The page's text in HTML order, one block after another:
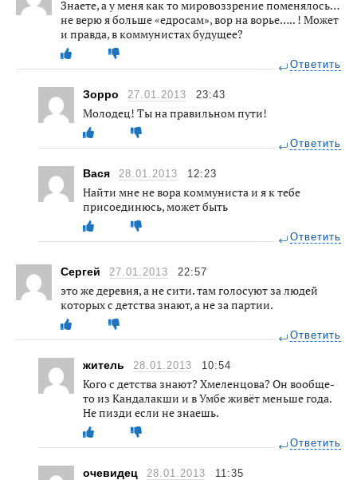
Знаете, а у меня как то мировоззрение поменялось…
не верю я больше «едросам», вор на ворье….. ! Может
и правда, в коммунистах будущее?
Ответить
Зорро 27.01.2013 23:43
Молодец! Ты на правильном пути!
Ответить
Вася 28.01.2013 12:23
Найти мне не вора коммуниста и я к тебе
присоединюсь, может быть
Ответить
Сергей 27.01.2013 22:57
это же деревня, а не сити. там голосуют за людей
которых с детства знают, а не за партии.
Ответить
житель 28.01.2013 10:54
Кого с детства знают? Хмеленцова? Он вообще-
то из Кандалакши и в Умбе живёт меньше года.
Не пизди если не знаешь.
Ответить
очевидец 28.01.2013 11:35